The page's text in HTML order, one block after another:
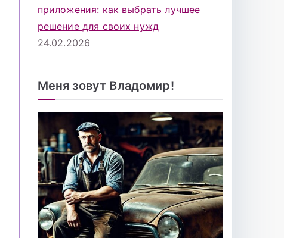
приложения: как выбрать лучшее
решение для своих нужд
24.02.2026
Меня зовут Владомир!